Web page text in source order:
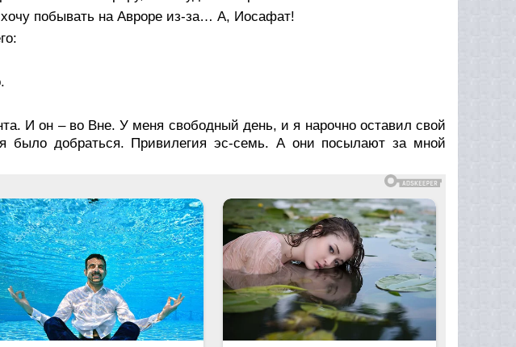
побывать на Авроре из-за… А, Иосафат!
И он – во Вне. У меня свободный день, и я нарочно оставил свой
было добраться. Привилегия эс-семь. А они посылают за мной